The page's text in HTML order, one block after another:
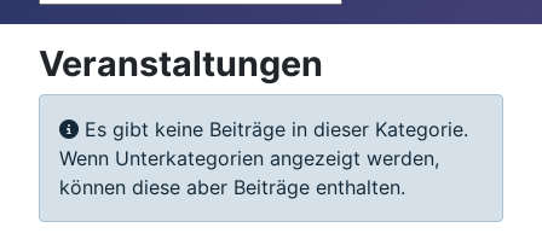
Veranstaltungen
Information
Es gibt keine Beiträge in dieser Kategorie.
Wenn Unterkategorien angezeigt werden,
können diese aber Beiträge enthalten.